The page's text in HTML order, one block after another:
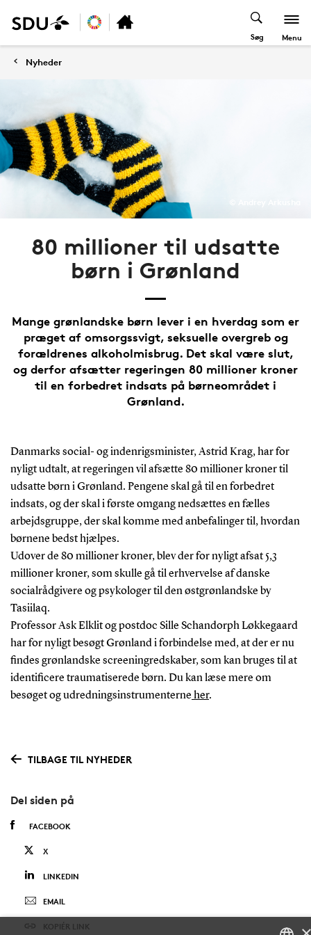
Søg Menu
Nyheder
80 millioner til udsatte
børn i Grønland
Mange grønlandske børn lever i en hverdag som er
præget af omsorgssvigt, seksuelle overgreb og
forældrenes alkoholmisbrug. Det skal være slut,
og derfor afsætter regeringen 80 millioner kroner
til en forbedret indsats på børneområdet i
Grønland.
Danmarks social- og indenrigsminister, Astrid Krag, har for
nyligt udtalt, at regeringen vil afsætte 80 millioner kroner til
udsatte børn i Grønland. Pengene skal gå til en forbedret
indsats, og der skal i første omgang nedsættes en fælles
arbejdsgruppe, der skal komme med anbefalinger til, hvordan
børnene bedst hjælpes.
Udover de 80 millioner kroner, blev der for nyligt afsat 5,3
millioner kroner, som skulle gå til erhvervelse af danske
socialrådgivere og psykologer til den østgrønlandske by
Tasiilaq.
Professor Ask Elklit og postdoc Sille Schandorph Løkkegaard
har for nyligt besøgt Grønland i forbindelse med, at der er nu
findes grønlandske screeningredskaber, som kan bruges til at
identificere traumatiserede børn. Du kan læse mere om
besøget og udredningsinstrumenterne her.
TILBAGE TIL NYHEDER
Del siden på
FACEBOOK
X
LINKEDIN
EMAIL
KOPIÉR LINK